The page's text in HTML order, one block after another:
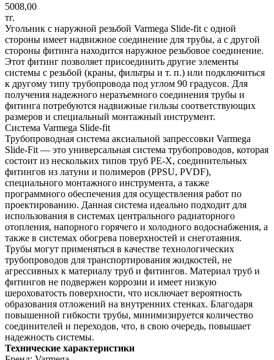
5008,00
тг.
Угольник с наружной резьбой Varmega Slide-fit с одной
стороны имеет надвижное соединение для трубы, а с другой
стороны фитинга находится наружное резьбовое соединение.
Этот фитинг позволяет присоединить другие элементы
системы с резьбой (краны, фильтры и т. п.) или подключиться
к другому типу трубопровода под углом 90 градусов. Для
получения надежного неразъемного соединения трубы и
фитинга потребуются надвижные гильзы соответствующих
размеров и специальный монтажный инструмент.
Система Varmega Slide-fit
Трубопроводная система аксиальной запрессовки Varmega
Slide-Fit — это универсальная система трубопроводов, которая
состоит из нескольких типов труб PE-X, соединительных
фитингов из латуни и полимеров (PPSU, PVDF),
специального монтажного инструмента, а также
программного обеспечения для осуществления работ по
проектированию. Данная система идеально подходит для
использования в системах центрального радиаторного
отопления, напорного горячего и холодного водоснабжения, а
также в системах обогрева поверхностей и снеготаяния.
Трубы могут применяться в качестве технологических
трубопроводов для транспортирования жидкостей, не
агрессивных к материалу труб и фитингов. Материал труб и
фитингов не подвержен коррозии и имеет низкую
шероховатость поверхности, что исключает вероятность
образования отложений на внутренних стенках. Благодаря
повышенной гибкости трубы, минимизируется количество
соединителей и переходов, что, в свою очередь, повышает
надежность системы.
Технические характеристики